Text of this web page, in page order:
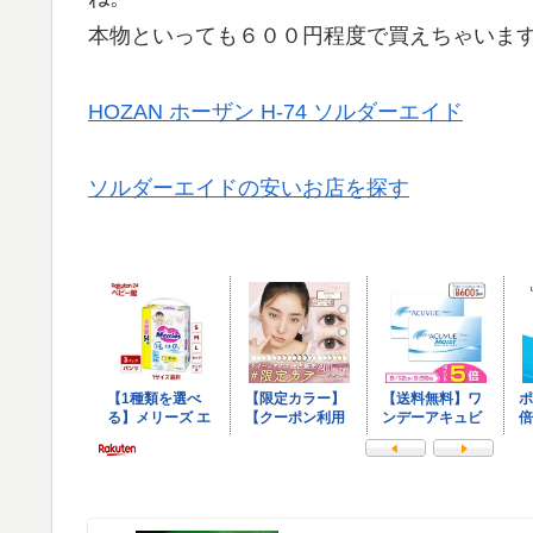
本物といっても６００円程度で買えちゃいま
HOZAN ホーザン H-74 ソルダーエイド
ソルダーエイドの安いお店を探す